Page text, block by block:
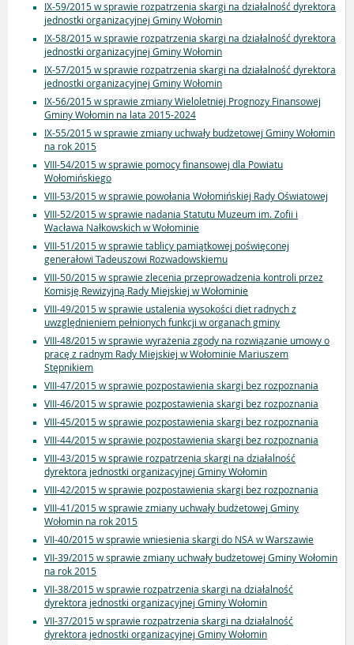
IX-59/2015 w sprawie rozpatrzenia skargi na działalność dyrektora
jednostki organizacyjnej Gminy Wołomin
IX-58/2015 w sprawie rozpatrzenia skargi na działalność dyrektora
jednostki organizacyjnej Gminy Wołomin
IX-57/2015 w sprawie rozpatrzenia skargi na działalność dyrektora
jednostki organizacyjnej Gminy Wołomin
IX-56/2015 w sprawie zmiany Wieloletniej Prognozy Finansowej
Gminy Wołomin na lata 2015-2024
IX-55/2015 w sprawie zmiany uchwały budżetowej Gminy Wołomin
na rok 2015
VIII-54/2015 w sprawie pomocy finansowej dla Powiatu
Wołomińskiego
VIII-53/2015 w sprawie powołania Wołomińskiej Rady Oświatowej
VIII-52/2015 w sprawie nadania Statutu Muzeum im. Zofii i
Wacława Nałkowskich w Wołominie
VIII-51/2015 w sprawie tablicy pamiątkowej poświęconej
generałowi Tadeuszowi Rozwadowskiemu
VIII-50/2015 w sprawie zlecenia przeprowadzenia kontroli przez
Komisję Rewizyjną Rady Miejskiej w Wołominie
VIII-49/2015 w sprawie ustalenia wysokości diet radnych z
uwzględnieniem pełnionych funkcji w organach gminy
VIII-48/2015 w sprawie wyrażenia zgody na rozwiązanie umowy o
pracę z radnym Rady Miejskiej w Wołominie Mariuszem
Stępnikiem
VIII-47/2015 w sprawie pozpostawienia skargi bez rozpoznania
VIII-46/2015 w sprawie pozpostawienia skargi bez rozpoznania
VIII-45/2015 w sprawie pozpostawienia skargi bez rozpoznania
VIII-44/2015 w sprawie pozpostawienia skargi bez rozpoznania
VIII-43/2015 w sprawie rozpatrzenia skargi na działalność
dyrektora jednostki organizacyjnej Gminy Wołomin
VIII-42/2015 w sprawie pozpostawienia skargi bez rozpoznania
VIII-41/2015 w sprawie zmiany uchwały budżetowej Gminy
Wołomin na rok 2015
VII-40/2015 w sprawie wniesienia skargi do NSA w Warszawie
VII-39/2015 w sprawie zmiany uchwały budżetowej Gminy Wołomin
na rok 2015
VII-38/2015 w sprawie rozpatrzenia skargi na działalność
dyrektora jednostki organizacyjnej Gminy Wołomin
VII-37/2015 w sprawie rozpatrzenia skargi na działalność
dyrektora jednostki organizacyjnej Gminy Wołomin